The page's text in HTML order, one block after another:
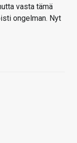
vasta tämä
ongelman. Nyt